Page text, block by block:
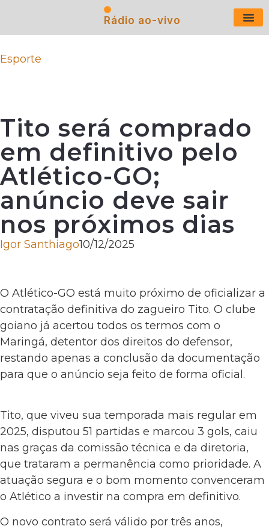
Rádio ao-vivo
Esporte
Tito será comprado
em definitivo pelo
Atlético-GO;
anúncio deve sair
nos próximos dias
Igor Santhiago10/12/2025
O Atlético-GO está muito próximo de oficializar a
contratação definitiva do zagueiro Tito. O clube
goiano já acertou todos os termos com o
Maringá, detentor dos direitos do defensor,
restando apenas a conclusão da documentação
para que o anúncio seja feito de forma oficial.
Tito, que viveu sua temporada mais regular em
2025, disputou 51 partidas e marcou 3 gols, caiu
nas graças da comissão técnica e da diretoria,
que trataram a permanência como prioridade. A
atuação segura e o bom momento convenceram
o Atlético a investir na compra em definitivo.
O novo contrato será válido por três anos,